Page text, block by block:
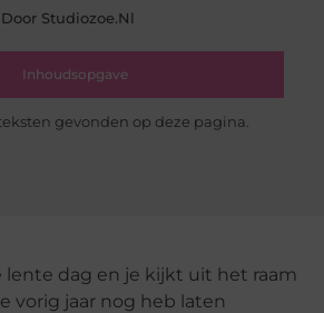
Studiozoe.nl
Inhoudsopgave
gevonden op deze pagina.
lente dag en je kijkt uit het raam
vorig jaar nog heb laten